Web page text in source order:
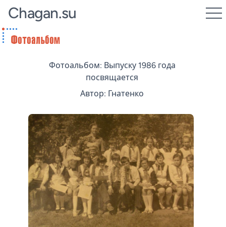
Chagan.su
Фотоальбом: Выпуску 1986 года
посвящается
Автор: Гнатенко